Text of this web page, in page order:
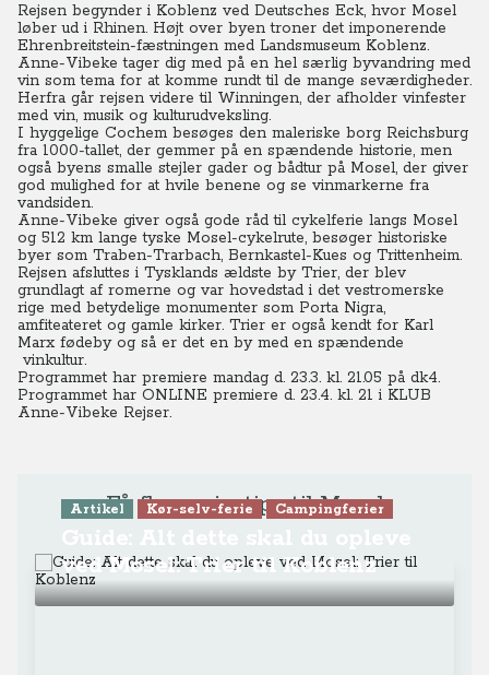
Rejsen begynder i Koblenz ved Deutsches Eck, hvor Mosel
løber ud i Rhinen. Højt over byen troner det imponerende
Ehrenbreitstein-fæstningen med Landsmuseum Koblenz.
Anne-Vibeke tager dig med på en hel særlig byvandring med
vin som tema for at komme rundt til de mange seværdigheder.
Herfra går rejsen videre til Winningen, der afholder vinfester
med vin, musik og kulturudveksling.
I hyggelige Cochem besøges den maleriske borg Reichsburg
fra 1000-tallet, der gemmer på en spændende historie, men
også byens smalle stejler gader og bådtur på Mosel, der giver
god mulighed for at hvile benene og se vinmarkerne fra
vandsiden.
Anne-Vibeke giver også gode råd til cykelferie langs Mosel
og 512 km lange tyske Mosel-cykelrute, besøger historiske
byer som Traben-Trarbach, Bernkastel-Kues og Trittenheim.
Rejsen afsluttes i Tysklands ældste by Trier, der blev
grundlagt af romerne og var hovedstad i det vestromerske
rige med betydelige monumenter som Porta Nigra,
amfiteateret og gamle kirker. Trier er også kendt for Karl
Marx fødeby og så er det en by med en spændende
vinkultur.
Programmet har premiere mandag d. 23.3. kl. 21.05 på dk4.
Programmet har ONLINE premiere d. 23.4. kl. 21 i KLUB
Anne-Vibeke Rejser.
Få flere rejsetips til Mosel
Artikel Kør-selv-ferie Campingferier
ved Mosel: Trier til Koblenz